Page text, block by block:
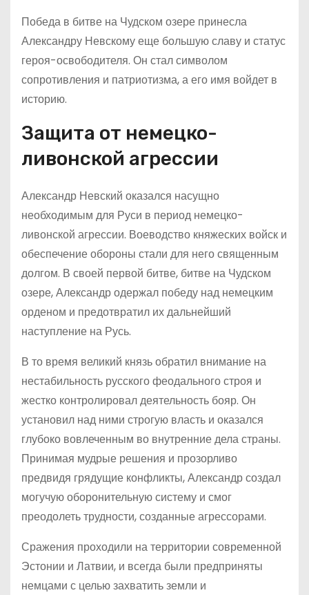
Победа в битве на Чудском озере принесла
Александру Невскому еще большую славу и статус
героя-освободителя. Он стал символом
сопротивления и патриотизма, а его имя войдет в
историю.
Защита от немецко-
ливонской агрессии
Александр Невский оказался насущно
необходимым для Руси в период немецко-
ливонской агрессии. Воеводство княжеских войск и
обеспечение обороны стали для него священным
долгом. В своей первой битве, битве на Чудском
озере, Александр одержал победу над немецким
орденом и предотвратил их дальнейший
наступление на Русь.
В то время великий князь обратил внимание на
нестабильность русского феодального строя и
жестко контролировал деятельность бояр. Он
установил над ними строгую власть и оказался
глубоко вовлеченным во внутренние дела страны.
Принимая мудрые решения и прозорливо
предвидя грядущие конфликты, Александр создал
могучую оборонительную систему и смог
преодолеть трудности, созданные агрессорами.
Сражения проходили на территории современной
Эстонии и Латвии, и всегда были предприняты
немцами с целью захватить земли и